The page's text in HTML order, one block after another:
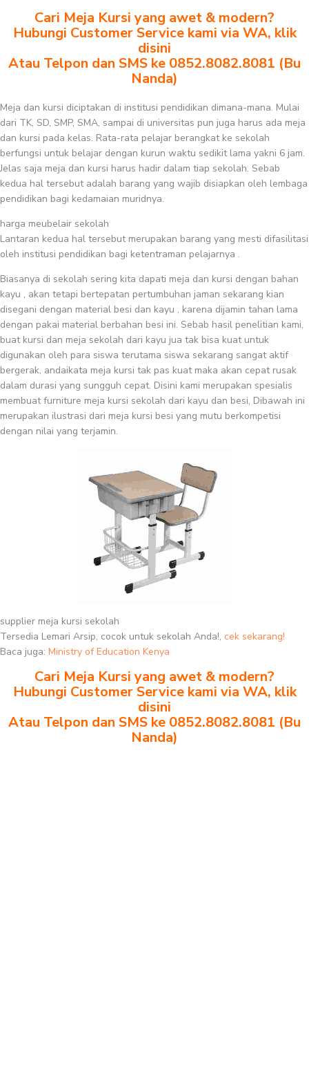
Cari Meja Kursi yang awet & modern?
Hubungi Customer Service kami via WA, klik
disini
Atau Telpon dan SMS ke 0852.8082.8081 (Bu
Nanda)
Meja dan kursi diciptakan di institusi pendidikan dimana-mana. Mulai
dari TK, SD, SMP, SMA, sampai di universitas pun juga harus ada meja
dan kursi pada kelas. Rata-rata pelajar berangkat ke sekolah
berfungsi untuk belajar dengan kurun waktu sedikit lama yakni 6 jam.
Jelas saja meja dan kursi harus hadir dalam tiap sekolah. Sebab
kedua hal tersebut adalah barang yang wajib disiapkan oleh lembaga
pendidikan bagi kedamaian muridnya.
harga meubelair sekolah
Lantaran kedua hal tersebut merupakan barang yang mesti difasilitasi
oleh institusi pendidikan bagi ketentraman pelajarnya .
Biasanya di sekolah sering kita dapati meja dan kursi dengan bahan
kayu , akan tetapi bertepatan pertumbuhan jaman sekarang kian
disegani dengan material besi dan kayu , karena dijamin tahan lama
dengan pakai material berbahan besi ini. Sebab hasil penelitian kami,
buat kursi dan meja sekolah dari kayu jua tak bisa kuat untuk
digunakan oleh para siswa terutama siswa sekarang sangat aktif
bergerak, andaikata meja kursi tak pas kuat maka akan cepat rusak
dalam durasi yang sungguh cepat. Disini kami merupakan spesialis
membuat furniture meja kursi sekolah dari kayu dan besi, Dibawah ini
merupakan ilustrasi dari meja kursi besi yang mutu berkompetisi
dengan nilai yang terjamin.
supplier meja kursi sekolah
Tersedia Lemari Arsip, cocok untuk sekolah Anda!, cek sekarang!
Baca juga: Ministry of Education Kenya
Cari Meja Kursi yang awet & modern?
Hubungi Customer Service kami via WA, klik
disini
Atau Telpon dan SMS ke 0852.8082.8081 (Bu
Nanda)